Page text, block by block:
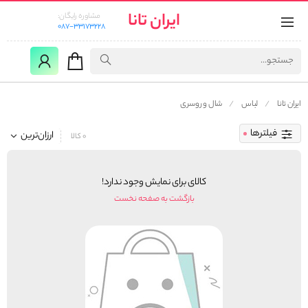
ایران تانا
مشاوره رایگان:
087-33173228
ایران تانا لباس شال و روسری
فیلترها ارزان‌ترین 0 کالا
کالای برای نمایش وجود ندارد!
بازگشت به صفحه نخست